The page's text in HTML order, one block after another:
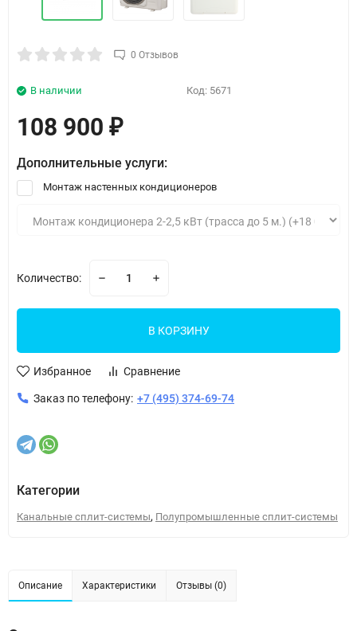
0 Отзывов
Код: 5671
В наличии
108 900 ₽
Дополнительные услуги:
Монтаж настенных кондиционеров
Количество:
В КОРЗИНУ
Избранное Сравнение
Заказ по телефону: +7 (495) 374-69-74
Категории
Канальные сплит-системы, Полупромышленные сплит-системы
Описание Характеристики Отзывы (0)